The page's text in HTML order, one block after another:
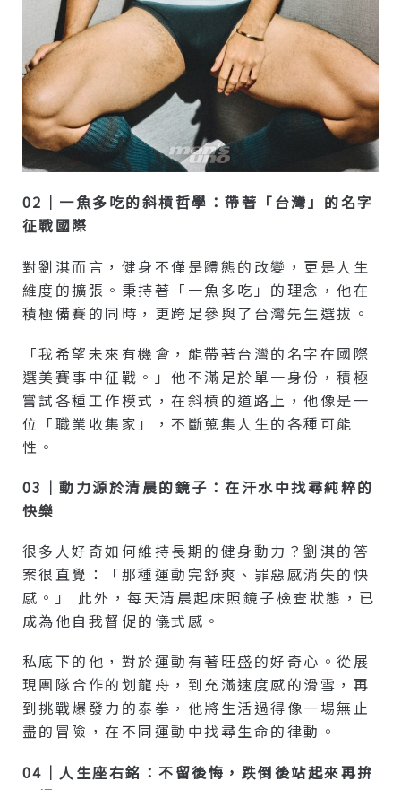
02｜一魚多吃的斜槓哲學：帶著「台灣」的名字
征戰國際
對劉淇而言，健身不僅是體態的改變，更是人生
維度的擴張。秉持著「一魚多吃」的理念，他在
積極備賽的同時，更跨足參與了台灣先生選拔。
「我希望未來有機會，能帶著台灣的名字在國際
選美賽事中征戰。」他不滿足於單一身份，積極
嘗試各種工作模式，在斜槓的道路上，他像是一
位「職業收集家」，不斷蒐集人生的各種可能
性。
03｜動力源於清晨的鏡子：在汗水中找尋純粹的
快樂
很多人好奇如何維持長期的健身動力？劉淇的答
案很直覺：「那種運動完舒爽、罪惡感消失的快
感。」 此外，每天清晨起床照鏡子檢查狀態，已
成為他自我督促的儀式感。
私底下的他，對於運動有著旺盛的好奇心。從展
現團隊合作的划龍舟，到充滿速度感的滑雪，再
到挑戰爆發力的泰拳，他將生活過得像一場無止
盡的冒險，在不同運動中找尋生命的律動。
04｜人生座右銘：不留後悔，跌倒後站起來再拚